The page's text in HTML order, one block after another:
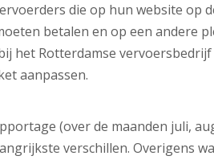
die op hun website op
betalen en op een andere
het Rotterdamse vervoersbedrijf
aanpassen.
(over de maanden juli,
verschillen. Overigens